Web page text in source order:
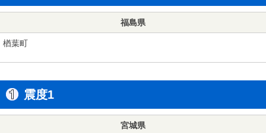
福島県
楢葉町
震度1
宮城県